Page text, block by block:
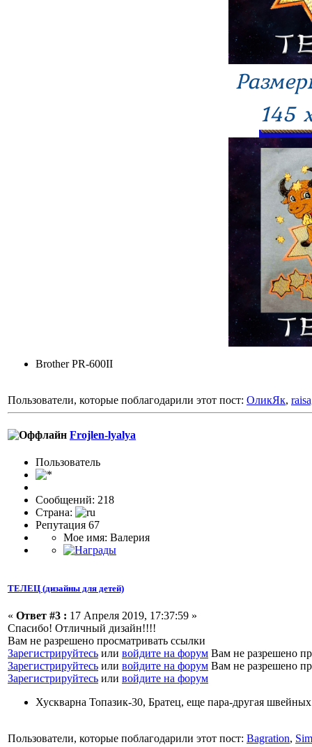
145
Brother PR-600II
Пользователи, которые поблагодарили этот пост: ОликЯк,
Frojlen-lyalya
Пользовaтeль
Сообщений: 218
Страна:
Репутация 67
Мое имя: Валерия
ТЕЛЕЦ (дизайны для детей)
« Ответ #3 : 17 Апреля 2019, 17:37:59 »
Спасибо! Отличный дизайн!!!!
Вам не разрешено просматривать ссылки
Зарегистрируйтесь или войдите на форум Вам не разрешено
Зарегистрируйтесь или войдите на форум Вам не разрешено
Зарегистрируйтесь или войдите на форум
Хускварна Топазик-30, Братец, еще пара-другая
Пользователи, которые поблагодарили этот пост: Bagration,